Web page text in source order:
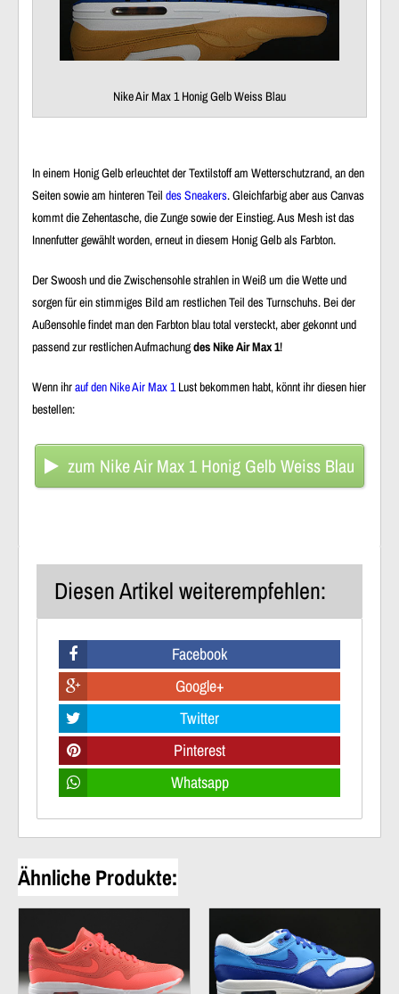
Nike Air Max 1 Honig Gelb Weiss Blau
In einem Honig Gelb erleuchtet der Textilstoff am Wetterschutzrand, an den
Seiten sowie am hinteren Teil des Sneakers. Gleichfarbig aber aus Canvas
kommt die Zehentasche, die Zunge sowie der Einstieg. Aus Mesh ist das
Innenfutter gewählt worden, erneut in diesem Honig Gelb als Farbton.
Der Swoosh und die Zwischensohle strahlen in Weiß um die Wette und
sorgen für ein stimmiges Bild am restlichen Teil des Turnschuhs. Bei der
Außensohle findet man den Farbton blau total versteckt, aber gekonnt und
passend zur restlichen Aufmachungdes Nike Air Max 1!
Wenn ihrauf den Nike Air Max 1Lust bekommen habt, könnt ihr diesen hier
bestellen:
zum Nike Air Max 1 Honig Gelb Weiss Blau
Diesen Artikel weiterempfehlen:
Facebook
Google+
Twitter
Pinterest
Whatsapp
Ähnliche Produkte: